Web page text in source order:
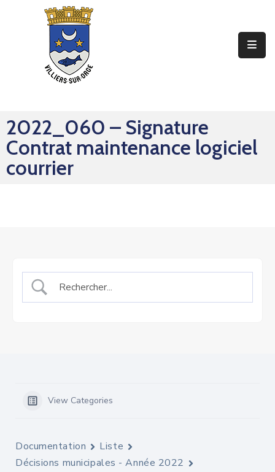
Mes
Sorties
2022_060 – Signature
Contrat maintenance logiciel
courrier
View Categories
Documentation
Liste
Décisions municipales - Année 2022